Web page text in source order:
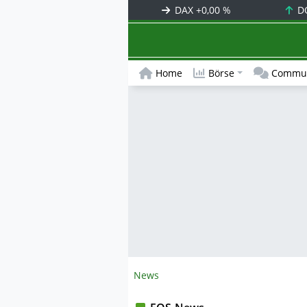
DAX +0,00 %
Home Börse
News